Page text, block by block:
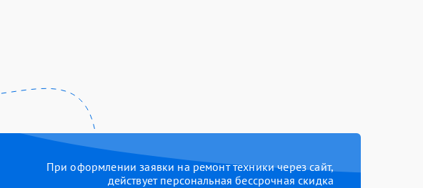
При оформлении заявки на ремонт техники через сайт,
действует персональная бессрочная скидка